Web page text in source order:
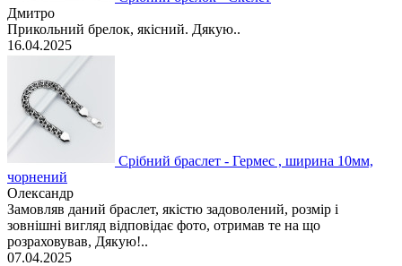
Дмитро
Прикольний брелок, якісний. Дякую..
16.04.2025
Срібний браслет - Гермес , ширина 10мм,
чорнений
Олександр
Замовляв даний браслет, якістю задоволений, розмір і
зовнішні вигляд відповідає фото, отримав те на що
розраховував, Дякую!..
07.04.2025